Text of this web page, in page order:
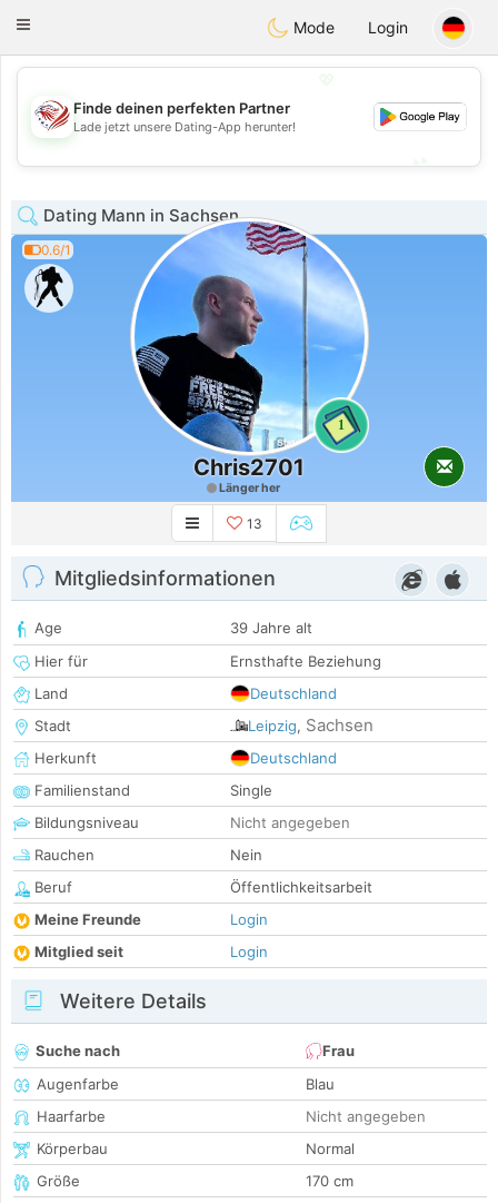
Dating
Toggle
Mode Login
💖
💕
Finde deinen perfekten Partner
Lade jetzt unsere Dating-App herunter!
Dating Mann in Sachsen
0.6/1
1
Chris2701
Länger her
13
Mitgliedsinformationen
Age
39 Jahre alt
Hier für
Ernsthafte Beziehung
Land
Deutschland
Stadt
Leipzig, Sachsen
Herkunft
Deutschland
Familienstand
Single
Bildungsniveau
Nicht angegeben
Rauchen
Nein
Beruf
Öffentlichkeitsarbeit
Meine Freunde
Login
Mitglied seit
Login
Weitere Details
Suche nach
Frau
Augenfarbe
Blau
Haarfarbe
Nicht angegeben
Körperbau
Normal
Größe
170 cm